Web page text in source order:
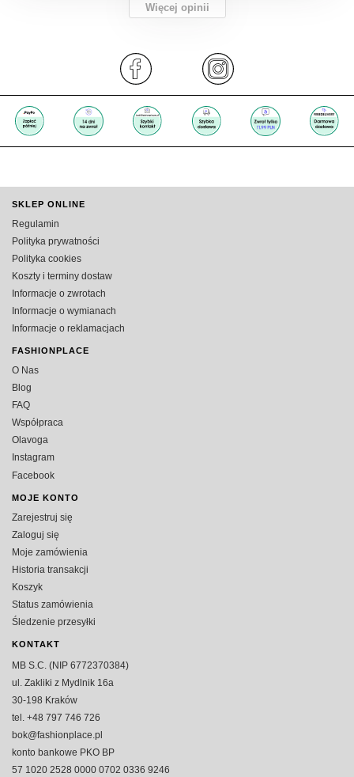
Więcej opinii
SKLEP ONLINE
Regulamin
Polityka prywatności
Polityka cookies
Koszty i terminy dostaw
Informacje o zwrotach
Informacje o wymianach
Informacje o reklamacjach
FASHIONPLACE
O Nas
Blog
FAQ
Współpraca
Olavoga
Instagram
Facebook
MOJE KONTO
Zarejestruj się
Zaloguj się
Moje zamówienia
Historia transakcji
Koszyk
Status zamówienia
Śledzenie przesyłki
KONTAKT
MB S.C. (NIP 6772370384)
ul. Zakliki z Mydlnik 16a
30-198 Kraków
tel. +48 797 746 726
bok@fashionplace.pl
konto bankowe PKO BP
57 1020 2528 0000 0702 0336 9246